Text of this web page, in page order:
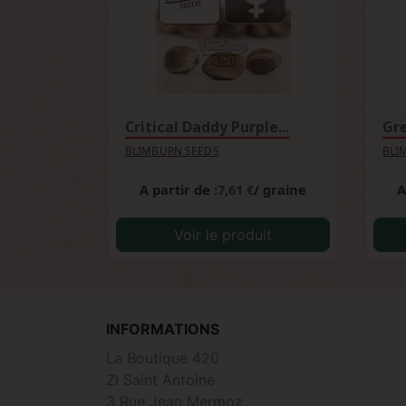
Critical Daddy Purple...
BLIMBURN SEEDS
A partir de :7,61 €/ graine
Voir le produit
INFORMATIONS